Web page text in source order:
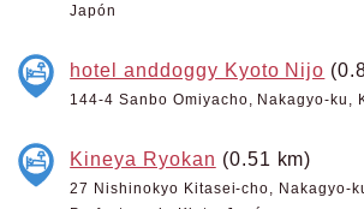
Japón
hotel anddoggy Kyoto Nijo
144-4 Sanbo Omiyacho, Nakagyo-ku,
Kineya Ryokan (0.51 km)
27 Nishinokyo Kitasei-cho, Nakagyo-